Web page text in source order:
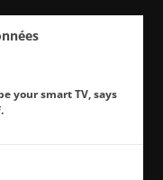
your smart TV, says